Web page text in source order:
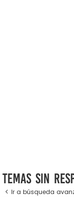
Temas sin
Ir a búsqueda